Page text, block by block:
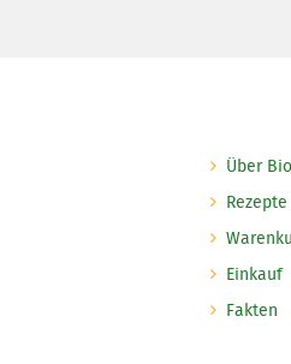
Über
Rezepte
Einkauf
Fakten